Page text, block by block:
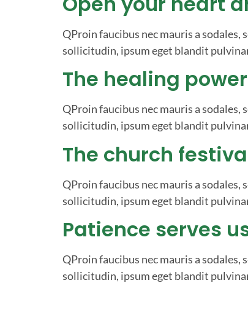
QProin faucibus nec mauris a sodales,
sollicitudin, ipsum eget blandit
The healing
QProin faucibus nec mauris a sodales,
sollicitudin, ipsum eget blandit
The church
QProin faucibus nec mauris a sodales,
sollicitudin, ipsum eget blandit
Patience serves
QProin faucibus nec mauris a sodales,
sollicitudin, ipsum eget blandit